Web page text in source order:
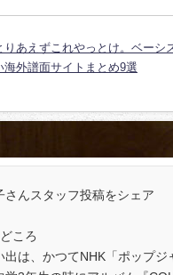
りあえずこれやっとけ。ベーシ
海外譜面サイトまとめ9選
さんスタッフ投稿をシェア
ころ
出は、かつてNHK「ポップジ